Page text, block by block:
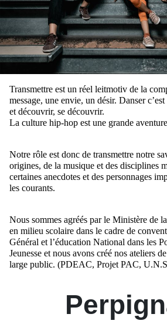
Transmettre est un réel leitmotiv de la
message, une envie, un désir. Danser
et découvrir, se découvrir.
La culture hip-hop est une grande
Notre rôle est donc de transmettre notre
origines, de la musique et des disciplines
certaines anecdotes et des personnages
les courants.
Nous sommes agréés par le Ministère de
en milieu scolaire dans le cadre de
Général et l’éducation National dans les
Jeunesse et nous avons créé nos ateliers
large public. (PDEAC, Projet PAC,